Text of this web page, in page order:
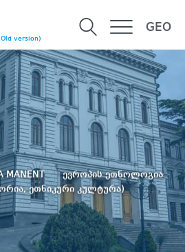
version)
GEO
MANENT
ევროპის ეთნოლოგია
ეთნიკური კულტურა)